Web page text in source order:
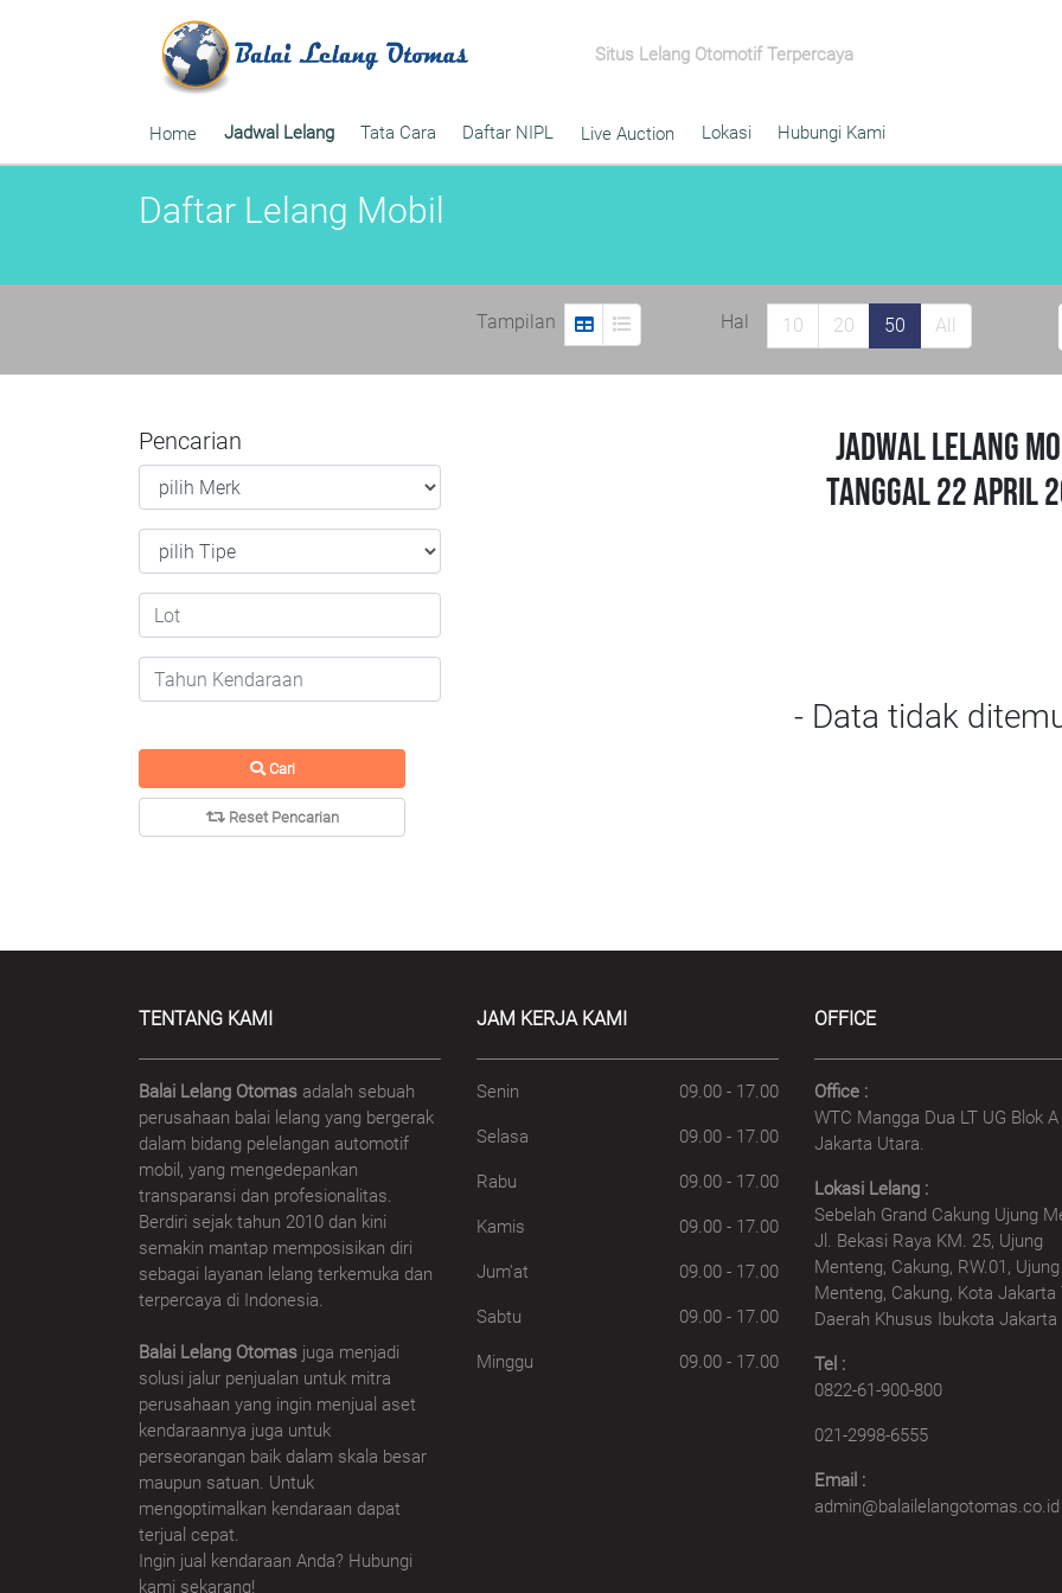
Situs Lelang Otomotif Terpercaya
Home Jadwal Lelang Tata Cara Daftar NIPL Live Auction Lokasi Hubungi Kami
Daftar Lelang Mobil
Tampilan Hal 10 20 50 All
Pencarian
Cari
Reset Pencarian
Jadwal Lelang
Tanggal 22 April
- Data tidak
TENTANG KAMI
Balai Lelang Otomas adalah sebuah
perusahaan balai lelang yang bergerak
dalam bidang pelelangan automotif
mobil, yang mengedepankan
transparansi dan profesionalitas.
Berdiri sejak tahun 2010 dan kini
semakin mantap memposisikan diri
sebagai layanan lelang terkemuka dan
terpercaya di Indonesia.
Balai Lelang Otomas juga menjadi
solusi jalur penjualan untuk mitra
perusahaan yang ingin menjual aset
kendaraannya juga untuk
perseorangan baik dalam skala besar
maupun satuan. Untuk
mengoptimalkan kendaraan dapat
terjual cepat.
Ingin jual kendaraan Anda? Hubungi
kami sekarang!
JAM KERJA KAMI
Senin 09.00 - 17.00
Selasa 09.00 - 17.00
Rabu 09.00 - 17.00
Kamis 09.00 - 17.00
Jum'at 09.00 - 17.00
Sabtu 09.00 - 17.00
Minggu 09.00 - 17.00
OFFICE
Office :
WTC Mangga Dua LT UG Blok A
Jakarta Utara.
Lokasi Lelang :
Sebelah Grand Cakung Ujung
Jl. Bekasi Raya KM. 25, Ujung
Menteng, Cakung, RW.01, Ujung
Menteng, Cakung, Kota Jakarta
Daerah Khusus Ibukota Jakarta
Tel :
0822-61-900-800
021-2998-6555
Email :
admin@balailelangotomas.co.id